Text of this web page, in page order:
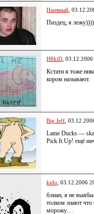
Наивный ,
Пиздец, я лежу))))
H8kiD ,
Кстати я тоже
кором называют.
Big Jeff ,
Lame Ducks —
Pick It Up! ещё
kido , 03.12.2006
блиан, я не
толком знают что
морожу…